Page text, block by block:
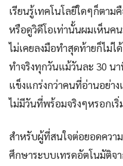
เรียนรู้เทคโนโลยีใดๆก็ตาม
หรือดูวิดีโอเท่านั้นผมเห็นค
ไม่เคยลงมือทำสุดท้ายก็ไม่
ทำจริงทุกวันแม้วันละ 30 น
แข็งแกร่งกว่าคนที่อ่านอย่าง
ไม่มีวันที่พร้อมจริงๆหรอกเ
สำหรับผู้ที่สนใจต่อยอดควา
ศึกษาระบบเทรดอัตโนมัติจ